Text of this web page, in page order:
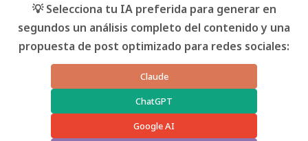
💡 Selecciona tu IA preferida para generar en
segundos un análisis completo del contenido y una
propuesta de post optimizado para redes sociales:
Claude
ChatGPT
Google AI